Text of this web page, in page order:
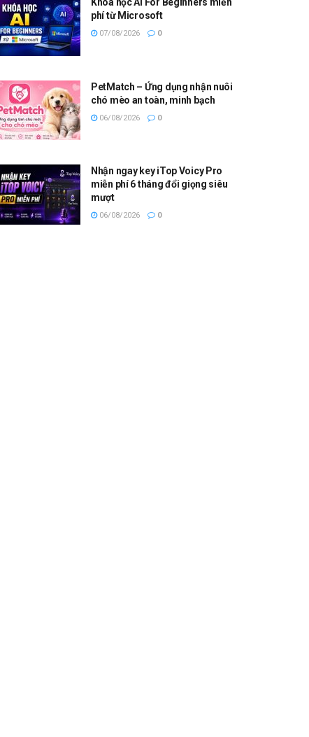
phí từ Microsoft
07/08/2026 0
PetMatch – Ứng dụng nhận nuôi
chó mèo an toàn, minh bạch
06/08/2026 0
Nhận ngay key iTop Voicy Pro
miễn phí 6 tháng đổi giọng siêu
mượt
06/08/2026 0